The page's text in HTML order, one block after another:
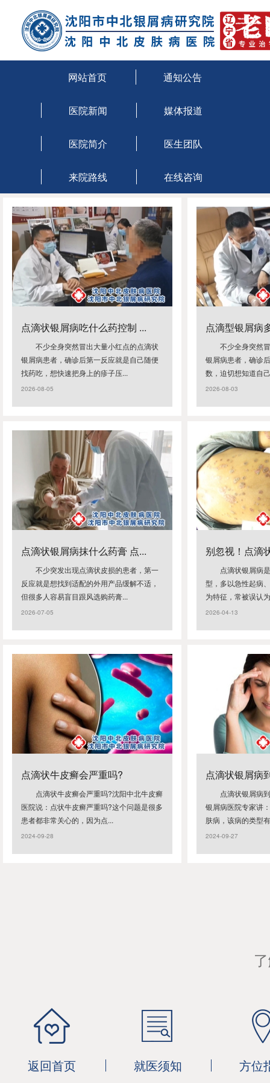
网站首页 通知公告
医院新闻 媒体报道
医院简介 医生团队
来院路线 在线咨询
沈阳治疗牛皮癣医院
沈阳市牛皮癣医院
当前位置： >点滴状银屑病
点滴状银屑病吃什么药控制 ...
不少全身突然冒出大量小红点的点滴状
银屑病患者，确诊后第一反应就是自己随便
找药吃，想快速把身上的疹子压...
2026-08-05
点滴型银屑病
不少全身突然
银屑病患者，确诊
数，迫切想知道自
2026-08-03
点滴状银屑病抹什么药膏 点...
不少突发出现点滴状皮损的患者，第一
反应就是想找到适配的外用产品缓解不适，
但很多人容易盲目跟风选购药膏...
2026-07-05
别忽视！点滴
点滴状银屑病
型，多以急性起病
为特征，常被误认
2026-04-13
点滴状牛皮癣会严重吗?
点滴状牛皮癣会严重吗?沈阳中北牛皮癣
医院说：点状牛皮癣严重吗?这个问题是很多
患者都非常关心的，因为点...
2024-09-28
点滴状银屑病
点滴状银屑病
银屑病医院专家讲
肤病，该病的类型
2024-09-27
返回首页 就医须知 方位